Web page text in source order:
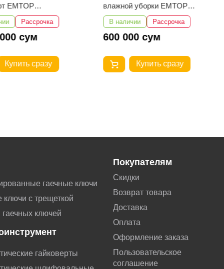
EMTOP
Рассрочка
сум
Купить сразу
влажной уборки EMTOP
EVCR0801
В наличии Рассрочка
600 000 сум
Купить сразу
гаечные ключи
ключи с трещеткой
ключей
гайковерты
Покупателям
Скидки
Возврат товара
Доставка
Оплата
Оформление заказа
Пользовательское
соглашение